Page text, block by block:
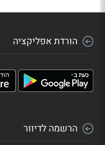
הורדת אפליקציה
הרשמה לדיוור